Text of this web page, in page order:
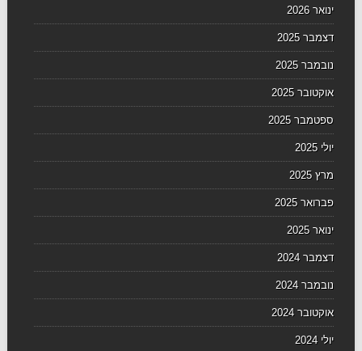
ינואר 2026
דצמבר 2025
נובמבר 2025
אוקטובר 2025
ספטמבר 2025
יולי 2025
מרץ 2025
פברואר 2025
ינואר 2025
דצמבר 2024
נובמבר 2024
אוקטובר 2024
יולי 2024